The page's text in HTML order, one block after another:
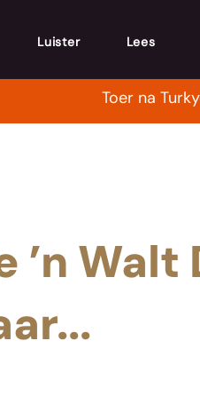
Luister Lees
Toer na
’n Walt